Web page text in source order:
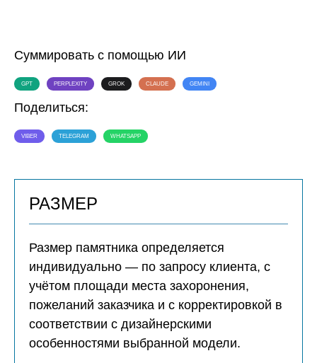
Суммировать с помощью ИИ
GPT PERPLEXITY GROK CLAUDE GEMINI
Поделиться:
VIBER TELEGRAM WHATSAPP
РАЗМЕР
Размер памятника определяется
индивидуально — по запросу клиента, с
учётом площади места захоронения,
пожеланий заказчика и с корректировкой в
соответствии с дизайнерскими
особенностями выбранной модели.